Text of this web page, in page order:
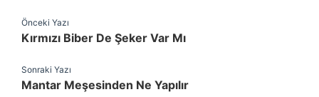
Önceki Yazı
Kırmızı Biber De Şeker Var Mı
Sonraki Yazı
Mantar Meşesinden Ne Yapılır